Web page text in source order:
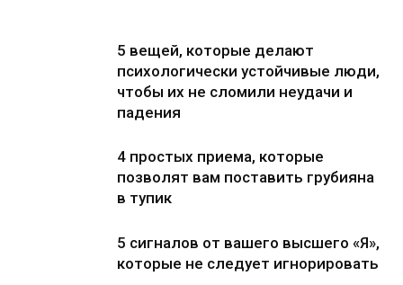
5 вещей, которые делают
психологически устойчивые люди,
чтобы их не сломили неудачи и
падения
4 простых приема, которые
позволят вам поставить грубияна
в тупик
5 сигналов от вашего высшего «Я»,
которые не следует игнорировать